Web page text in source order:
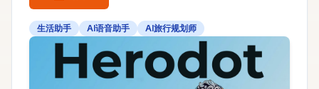
生活助手 AI语音助手 AI旅行规划师